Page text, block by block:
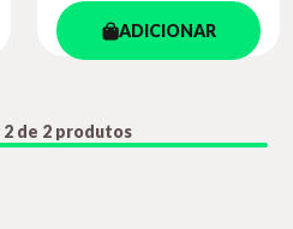
ADICIONAR
2 de 2 produtos